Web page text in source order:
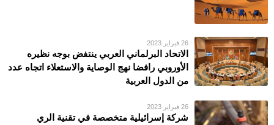
26 فبراير 2023
الاتحاد البرلماني العربي ينتفض بوجه نظيره
الأوروبي رافضا نهج الوصاية والاستعلاء اتجاه عدد
من الدول العربية
26 فبراير 2023
شركة إسرائيلية متخصصة في تقنية الري